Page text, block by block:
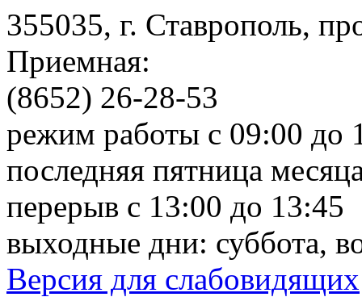
355035, г. Ставрополь,
Приемная:
(8652) 26-28-53
режим работы с 09:00 до
последняя пятница
перерыв с 13:00 до 13:45
выходные дни: суббота,
Версия для слабовидящих